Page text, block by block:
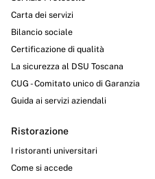
Carta dei servizi
Bilancio sociale
Certificazione di qualità
La sicurezza al DSU Toscana
CUG - Comitato unico di Garanzia
Guida ai servizi aziendali
Ristorazione
I ristoranti universitari
Come si accede